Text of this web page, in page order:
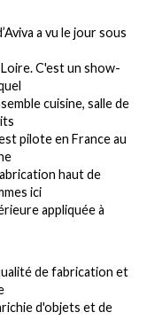
a vu le jour sous
C'est un show-
cuisine, salle de
pilote en France au
haut de
ici
appliquée à
de fabrication et
d'objets et de